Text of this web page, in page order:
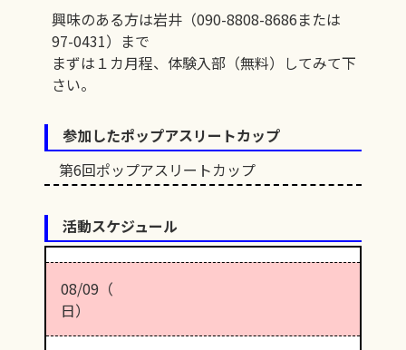
興味のある方は岩井（090-8808-8686または
97-0431）まで
まずは１カ月程、体験入部（無料）してみて下
さい。
参加したポップアスリートカップ
第6回ポップアスリートカップ
活動スケジュール
08/09（
日）